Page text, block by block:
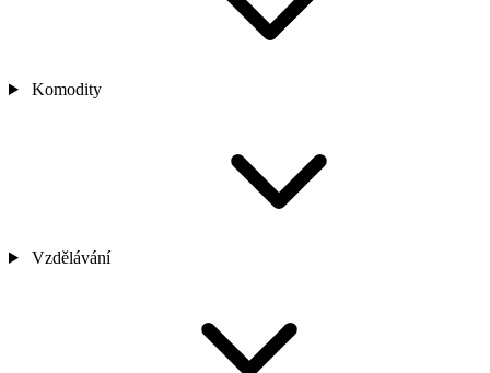
Komodity
Vzdělávání